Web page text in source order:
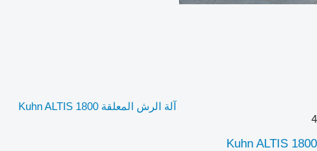
آلة الرش المعلقة Kuhn ALTIS 1800
4
Kuhn ALTIS 1800